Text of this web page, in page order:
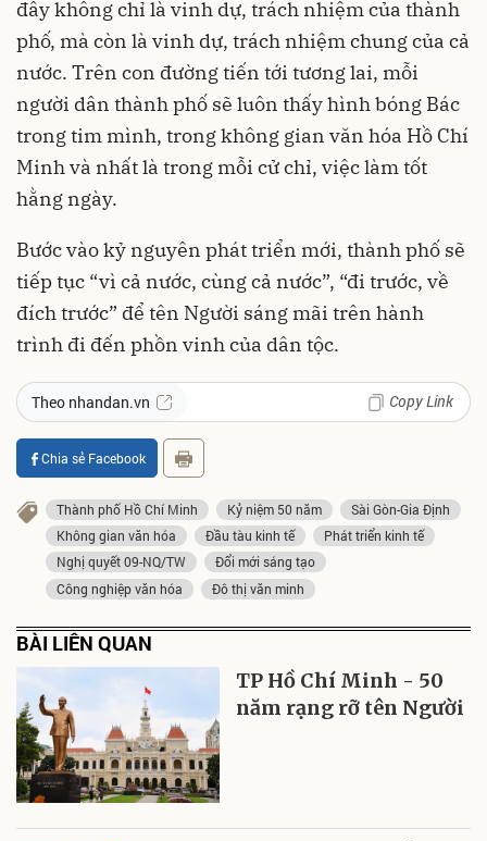
đây không chỉ là vinh dự, trách nhiệm của thành
phố, mà còn là vinh dự, trách nhiệm chung của cả
nước. Trên con đường tiến tới tương lai, mỗi
người dân thành phố sẽ luôn thấy hình bóng Bác
trong tim mình, trong không gian văn hóa Hồ Chí
Minh và nhất là trong mỗi cử chỉ, việc làm tốt
hằng ngày.
Bước vào kỷ nguyên phát triển mới, thành phố sẽ
tiếp tục “vì cả nước, cùng cả nước”, “đi trước, về
đích trước” để tên Người sáng mãi trên hành
trình đi đến phồn vinh của dân tộc.
Theo nhandan.vn Copy Link
Chia sẻ Facebook
Thành phố Hồ Chí Minh Kỷ niệm 50 năm
Sài Gòn-Gia Định
Không gian văn hóa
Đầu tàu kinh tế
Phát triển kinh tế
Nghị quyết 09-NQ/TW
Đổi mới sáng tạo
Công nghiệp văn hóa
Đô thị văn minh
BÀI LIÊN QUAN
TP Hồ Chí Minh - 50
năm rạng rỡ tên Người